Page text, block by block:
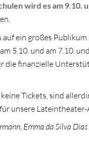
wird es am 9.10.
ein großes
5.10. und am 7.10.
die finanzielle
Tickets, sind
unsere Lateintheater-
Emma da Silva